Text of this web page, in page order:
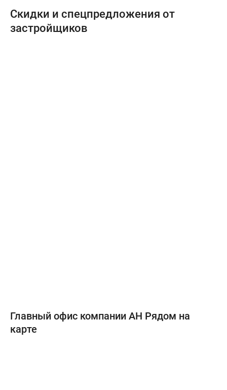
Скидки и спецпредложения от
застройщиков
Главный офис компании АН Рядом на
карте